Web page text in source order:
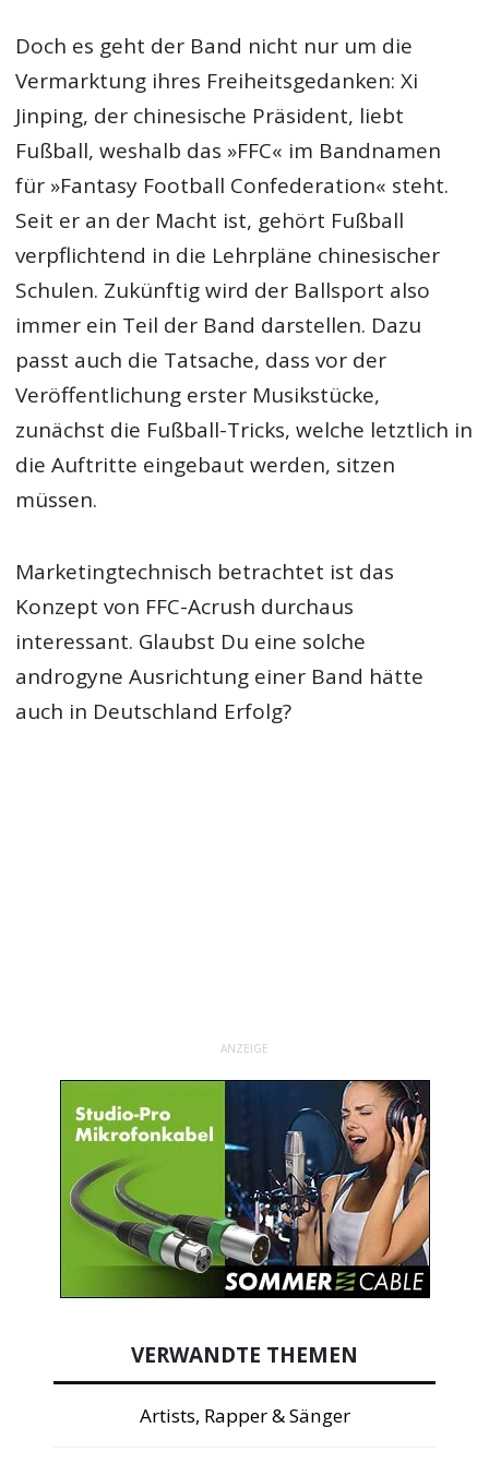
Doch es geht der Band nicht nur um die
Vermarktung ihres Freiheitsgedanken: Xi
Jinping, der chinesische Präsident, liebt
Fußball, weshalb das »FFC« im Bandnamen
für »Fantasy Football Confederation« steht.
Seit er an der Macht ist, gehört Fußball
verpflichtend in die Lehrpläne chinesischer
Schulen. Zukünftig wird der Ballsport also
immer ein Teil der Band darstellen. Dazu
passt auch die Tatsache, dass vor der
Veröffentlichung erster Musikstücke,
zunächst die Fußball-Tricks, welche letztlich in
die Auftritte eingebaut werden, sitzen
müssen.
Marketingtechnisch betrachtet ist das
Konzept von FFC-Acrush durchaus
interessant. Glaubst Du eine solche
androgyne Ausrichtung einer Band hätte
auch in Deutschland Erfolg?
ANZEIGE
VERWANDTE THEMEN
Artists, Rapper & Sänger